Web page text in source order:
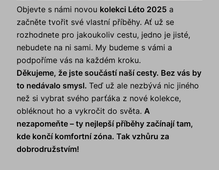
Objevte s námi novou kolekci Léto 2025 a
začněte tvořit své vlastní příběhy. Ať už se
rozhodnete pro jakoukoliv cestu, jedno je jisté,
nebudete na ni sami. My budeme s vámi a
podpoříme vás na každém kroku.
Děkujeme, že jste součástí naší cesty. Bez vás by
to nedávalo smysl.Teď už ale nezbývá nic jiného
než si vybrat svého parťáka z nové kolekce,
obléknout ho a vykročit do světa. A
nezapomeňte – ty nejlepší příběhy začínají tam,
kde končí komfortní zóna. Tak vzhůru za
dobrodružstvím!